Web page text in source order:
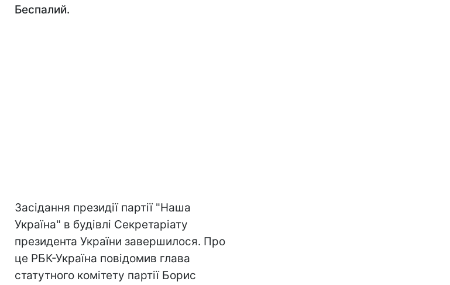
Беспалий.
Засідання президії партії "Наша
Україна" в будівлі Секретаріату
президента України завершилося. Про
це РБК-Україна повідомив глава
статутного комітету партії Борис